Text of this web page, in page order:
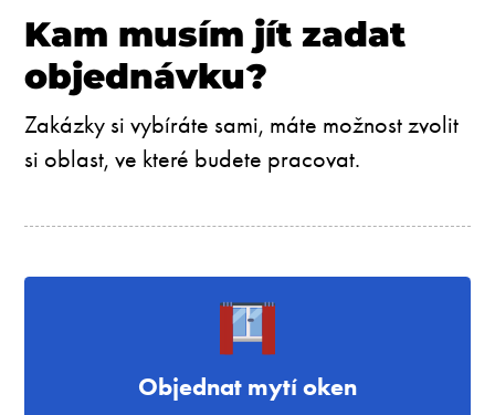
Kam musím jít zadat
objednávku?
Zakázky si vybíráte sami, máte možnost zvolit
si oblast, ve které budete pracovat.
Objednat mytí oken